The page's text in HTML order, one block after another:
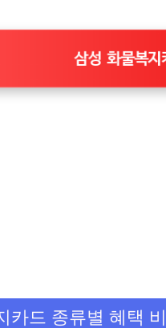
삼성 화물복지
카드 종류별 혜택